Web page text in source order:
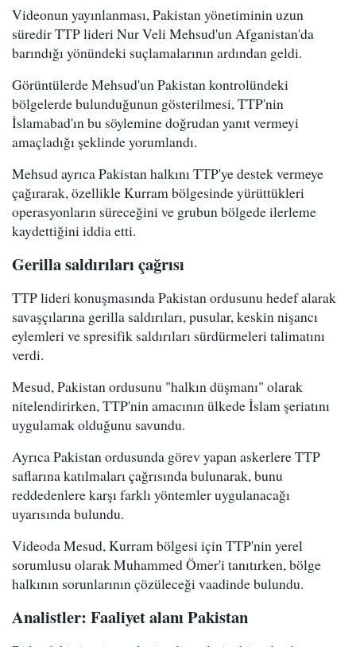
Videonun yayınlanması, Pakistan yönetiminin uzun
süredir TTP lideri Nur Veli Mehsud'un Afganistan'da
barındığı yönündeki suçlamalarının ardından geldi.
Görüntülerde Mehsud'un Pakistan kontrolündeki
bölgelerde bulunduğunun gösterilmesi, TTP'nin
İslamabad'ın bu söylemine doğrudan yanıt vermeyi
amaçladığı şeklinde yorumlandı.
Mehsud ayrıca Pakistan halkını TTP'ye destek vermeye
çağırarak, özellikle Kurram bölgesinde yürüttükleri
operasyonların süreceğini ve grubun bölgede ilerleme
kaydettiğini iddia etti.
Gerilla saldırıları çağrısı
TTP lideri konuşmasında Pakistan ordusunu hedef alarak
savaşçılarına gerilla saldırıları, pusular, keskin nişancı
eylemleri ve spresifik saldırıları sürdürmeleri talimatını
verdi.
Mesud, Pakistan ordusunu "halkın düşmanı" olarak
nitelendirirken, TTP'nin amacının ülkede İslam şeriatını
uygulamak olduğunu savundu.
Ayrıca Pakistan ordusunda görev yapan askerlere TTP
saflarına katılmaları çağrısında bulunarak, bunu
reddedenlere karşı farklı yöntemler uygulanacağı
uyarısında bulundu.
Videoda Mesud, Kurram bölgesi için TTP'nin yerel
sorumlusu olarak Muhammed Ömer'i tanıtırken, bölge
halkının sorunlarının çözüleceği vaadinde bulundu.
Analistler: Faaliyet alanı Pakistan